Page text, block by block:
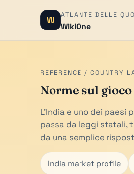
W ATLANTE DELLE
WikiOne
REFERENCE / COUNTRY
Norme sul
L'India e uno dei paesi
passa da leggi statali,
da una semplice
India market profile